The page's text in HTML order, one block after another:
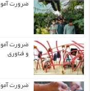
ضرورت
ضرورت
و فناوری
ضرورت